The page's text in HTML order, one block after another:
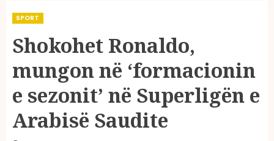
SPORT
Shokohet Ronaldo,
mungon në ‘formacionin
e sezonit’ në Superligën e
Arabisë Saudite